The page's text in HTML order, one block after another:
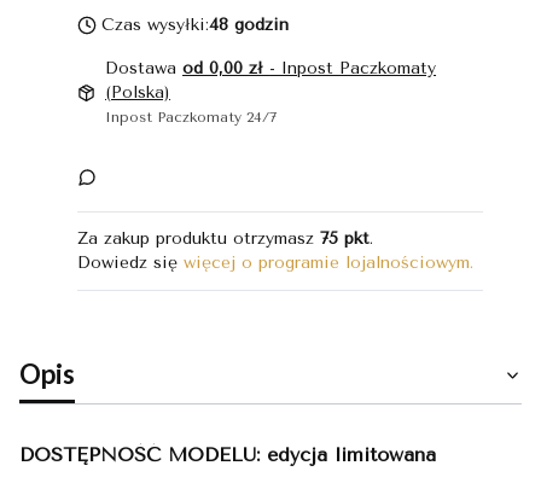
Czas wysyłki:48 godzin
Dostawaod 0,00 zł - Inpost Paczkomaty
(Polska)
Inpost Paczkomaty 24/7
Za zakup produktu otrzymasz 75 pkt.
Dowiedz się więcej o programie lojalnościowym.
Opis
DOSTĘPNOŚĆ MODELU: edycja limitowana